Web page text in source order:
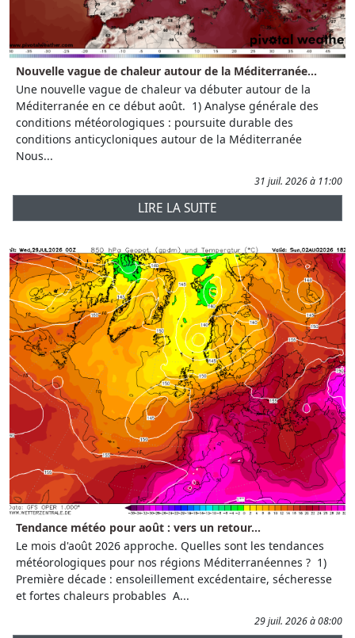
Nouvelle vague de chaleur autour de la Méditerranée...
Une nouvelle vague de chaleur va débuter autour de la
Méditerranée en ce début août. 1) Analyse générale des
conditions météorologiques : poursuite durable des
conditions anticycloniques autour de la Méditerranée
Nous...
31 juil. 2026 à 11:00
LIRE LA SUITE
Tendance météo pour août : vers un retour...
Le mois d'août 2026 approche. Quelles sont les tendances
météorologiques pour nos régions Méditerranéennes ? 1)
Première décade : ensoleillement excédentaire, sécheresse
et fortes chaleurs probables A...
29 juil. 2026 à 08:00